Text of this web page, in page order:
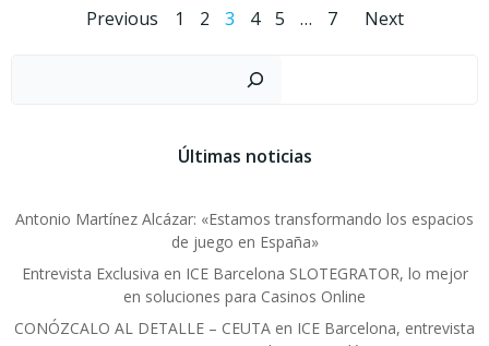
Navegación
Previous
Navegación
las
Página
1 Página
2 Página
3 Página
4 Página
5 … Página
7 Next
Últimas noticias
Antonio Martínez Alcázar: «Estamos transformando los espacios
de juego en España»
Entrevista Exclusiva en ICE Barcelona SLOTEGRATOR, lo mejor
en soluciones para Casinos Online
CONÓZCALO AL DETALLE – CEUTA en ICE Barcelona, entrevista